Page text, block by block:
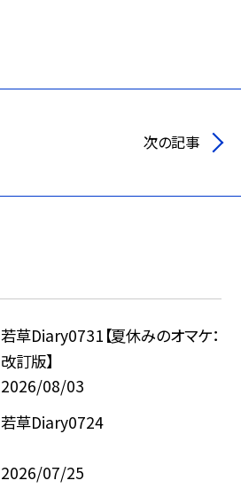
次の記事
若草Diary0731【夏休みのオマケ：
改訂版】
2026/08/03
若草Diary0724
2026/07/25